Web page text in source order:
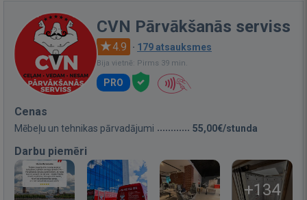
CVN Pārvākšanās serviss
4.9 · 179 atsauksmes
Bija vietnē: Pirms 39 min.
PRO
Cenas
Mēbeļu un tehnikas pārvadājumi 55,00€/stunda
Darbu piemēri
+134